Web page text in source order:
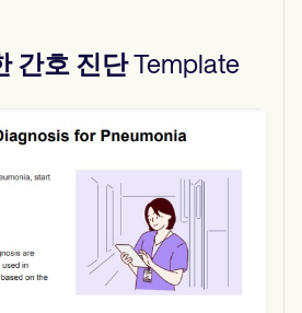
간호 진단Template